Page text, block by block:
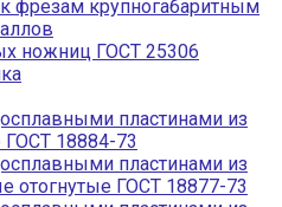
фрезам крупногабаритным
ножниц ГОСТ 25306
пластинами из
ГОСТ 18884-73
пластинами из
отогнутые ГОСТ 18877-73